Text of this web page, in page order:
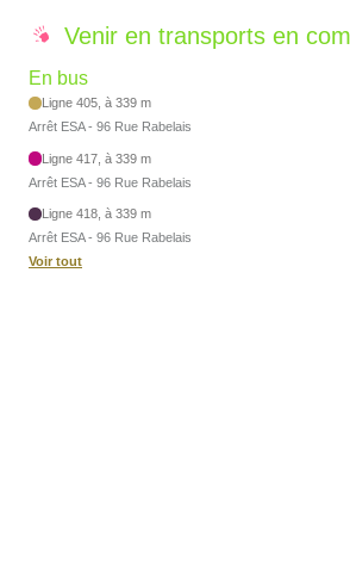
Venir en transports en
En bus
Ligne 405, à 339 m
Arrêt ESA - 96 Rue Rabelais
Ligne 417, à 339 m
Arrêt ESA - 96 Rue Rabelais
Ligne 418, à 339 m
Arrêt ESA - 96 Rue Rabelais
Voir tout